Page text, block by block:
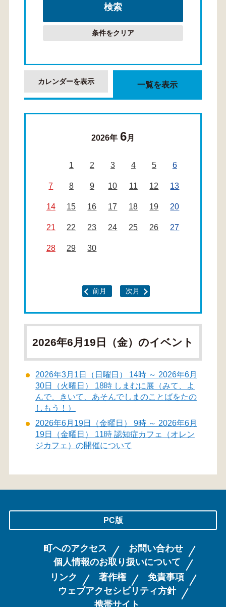
条件をクリア
カレンダーを表示 一覧を表示
2026年 6月
1 2 3 4 5 6
7 8 9 10 11 12 13
14 15 16 17 18 19 20
21 22 23 24 25 26 27
28 29 30
前月 次月
2026年6月19日（金）のイベント
2026年3月1日（日曜日） 14時 ～ 2026年6月
30日（火曜日） 18時 しまむに展（みて、よ
んで、きいて、あそんでしまのことばをたの
しもう！）
2026年6月19日（金曜日） 9時 ～ 2026年6月
19日（金曜日） 11時 認知症カフェ（オレン
ジカフェ）の開催について
PC版
町へのアクセス
お問い合わせ
個人情報のお取り扱いについて
リンク
著作権
免責事項
ウェブアクセシビリティ方針
携帯サイト